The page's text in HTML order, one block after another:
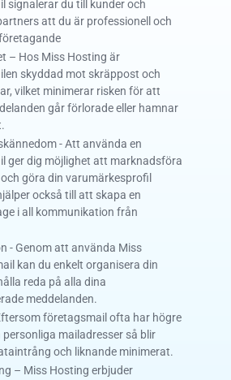
signalerar du till kunder och
att du är professionell och
– Hos Miss Hosting är
skyddad mot skräppost och
vilket minimerar risken för att
går förlorade eller hamnar
- Att använda en
ger dig möjlighet att marknadsföra
göra din varumärkesprofil
också till att skapa en
i all kommunikation från
- Genom att använda Miss
kan du enkelt organisera din
reda på alla dina
meddelanden.
företagsmail ofta har högre
personliga mailadresser så blir
och liknande minimerat.
– Miss Hosting erbjuder